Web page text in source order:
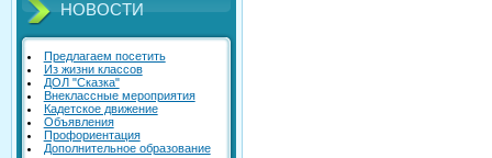
НОВОСТИ
Предлагаем посетить
Из жизни классов
ДОЛ "Сказка"
Внеклассные мероприятия
Кадетское движение
Объявления
Профориентация
Дополнительное образование